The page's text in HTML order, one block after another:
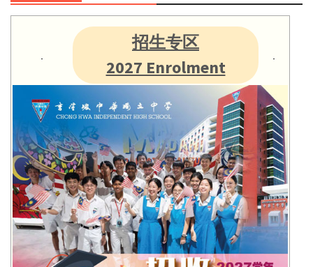
招生专区
2027 Enrolment